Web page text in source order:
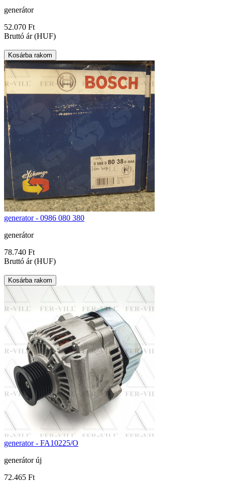
generátor
52.070 Ft
Bruttó ár (HUF)
generator - 0986 080 380
generátor
78.740 Ft
Bruttó ár (HUF)
generator - FA10225/O
generátor új
72.465 Ft